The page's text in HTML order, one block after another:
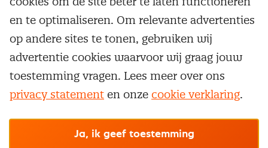
Over inkoop
Netwerk en communities
Aanmelden nieuwsbrief
Word lid van Nevi
Inkoop vacatures
Populaire thema's
Aanbesteden
Contractmanagement
Kostenmanagement
Onderhandelen
Supply management
Opleidingen en trainingen
Trainingen
Opleidingen
Maatwerk
Cookievoorkeuren beherenOnzealgemene
© Nevi.nl
en te optimaliseren. Om relevante advertenties
op andere sites te tonen, gebruiken wij
advertentie cookies waarvoor wij graag jouw
toestemming vragen. Lees meer over ons
privacy statement en onze cookie verklaring.
Ja, ik geef toestemming